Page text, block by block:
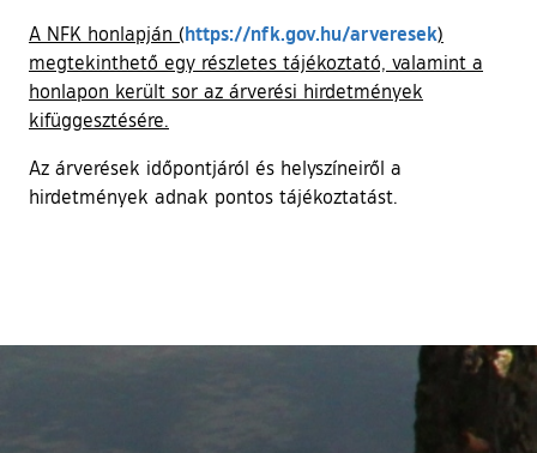
A NFK honlapján (https://nfk.gov.hu/arveresek(külső
)
megtekinthető egy részletes tájékoztató, valamint a
honlapon került sor az árverési hirdetmények
kifüggesztésére.
Az árverések időpontjáról és helyszíneiről a
hirdetmények adnak pontos tájékoztatást.